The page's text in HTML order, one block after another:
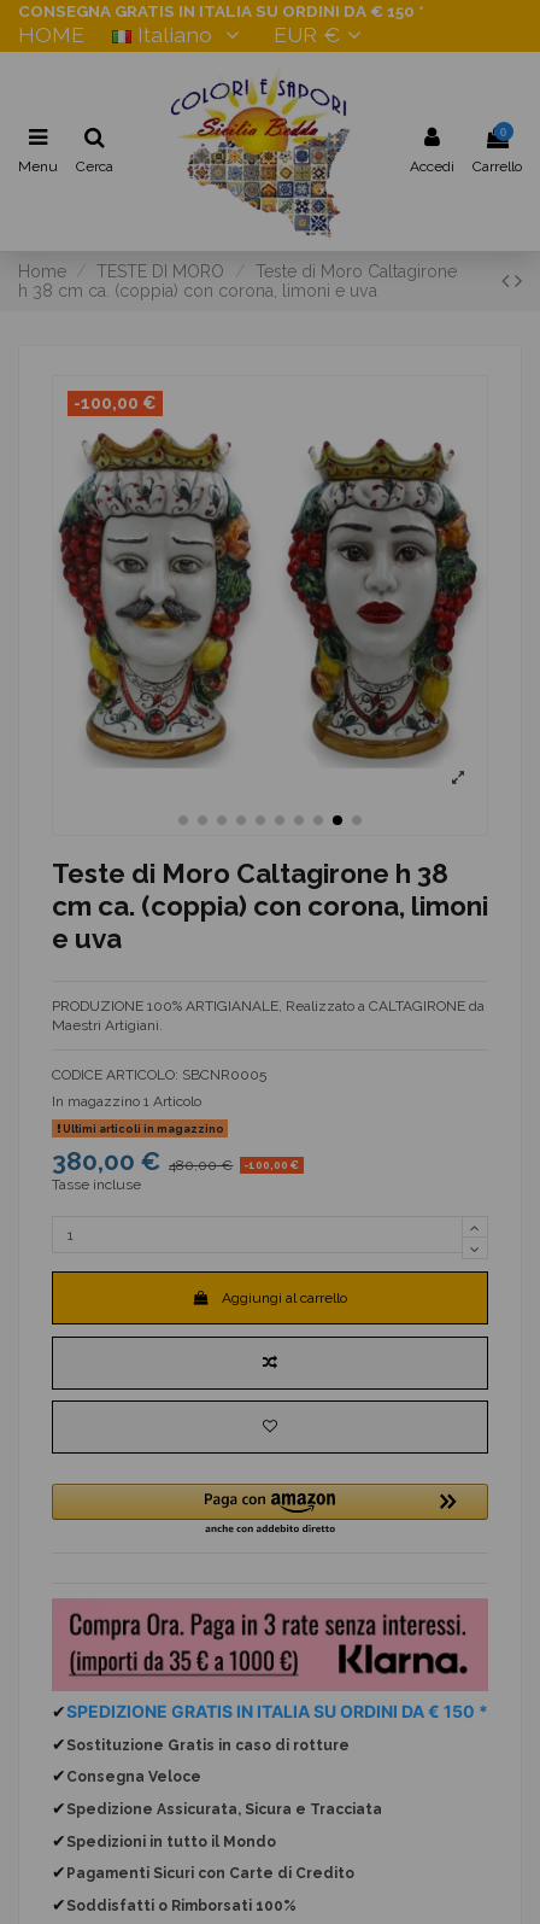
CONSEGNA GRATIS IN ITALIA SU ORDINI DA € 150 *
HOME Italiano EUR €
Menu Cerca Accedi
0
Carrello
Home TESTE DI MORO
Teste di Moro Caltagirone
h 38 cm ca. (coppia) con corona, limoni e uva
-100,00 €
Teste di Moro Caltagirone h 38
cm ca. (coppia) con corona, limoni
e uva
PRODUZIONE 100% ARTIGIANALE, Realizzato a CALTAGIRONE da
Maestri Artigiani.
CODICE ARTICOLO: SBCNR0005
In magazzino 1 Articolo
Ultimi articoli in magazzino
380,00 € 480,00 € -100,00 €
Tasse incluse
Aggiungi al carrello
✔SPEDIZIONE GRATIS IN ITALIA SU ORDINI DA € 150 *
✔ Sostituzione Gratis in caso di rotture
✔ Consegna Veloce
✔ Spedizione Assicurata, Sicura e Tracciata
✔ Spedizioni in tutto il Mondo
✔ Pagamenti Sicuri con Carte di Credito
✔ Soddisfatti o Rimborsati 100%